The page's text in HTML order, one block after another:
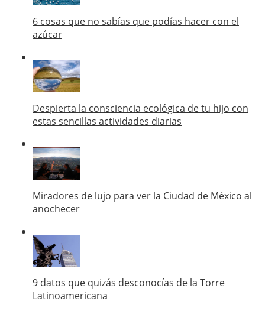
6 cosas que no sabías que podías hacer con el
azúcar
Despierta la consciencia ecológica de tu hijo con
estas sencillas actividades diarias
Miradores de lujo para ver la Ciudad de México al
anochecer
9 datos que quizás desconocías de la Torre
Latinoamericana